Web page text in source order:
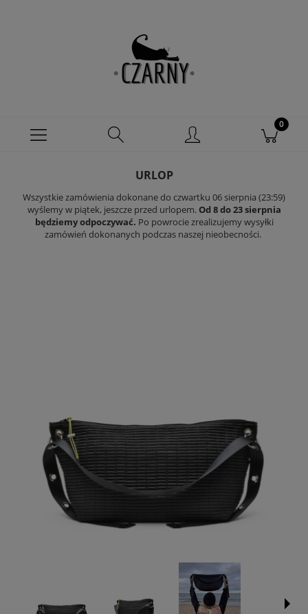
URLOP
Wszystkie zamówienia dokonane do czwartku 06 sierpnia (23:59)
wyślemy w piątek, jeszcze przed urlopem. Od 8 do 23 sierpnia
będziemy odpoczywać. Po powrocie zrealizujemy wysyłki
zamówień dokonanych podczas naszej nieobecności.